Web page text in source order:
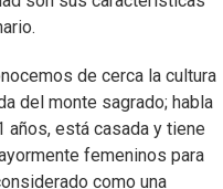
de cerca la cultura
del monte sagrado; habla
años, está casada y tiene
femeninos para
como una